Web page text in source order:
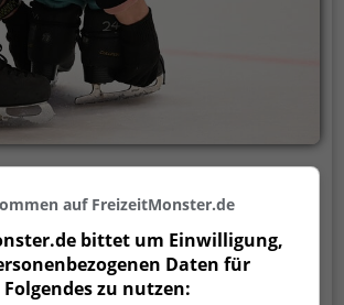
Eissporthalle in Grafenau. Auf einer
Eisfläche kannst du in der Eishalle
auf FreizeitMonster.de
bittet um Einwilligung,
Daten für
Folgendes zu nutzen: